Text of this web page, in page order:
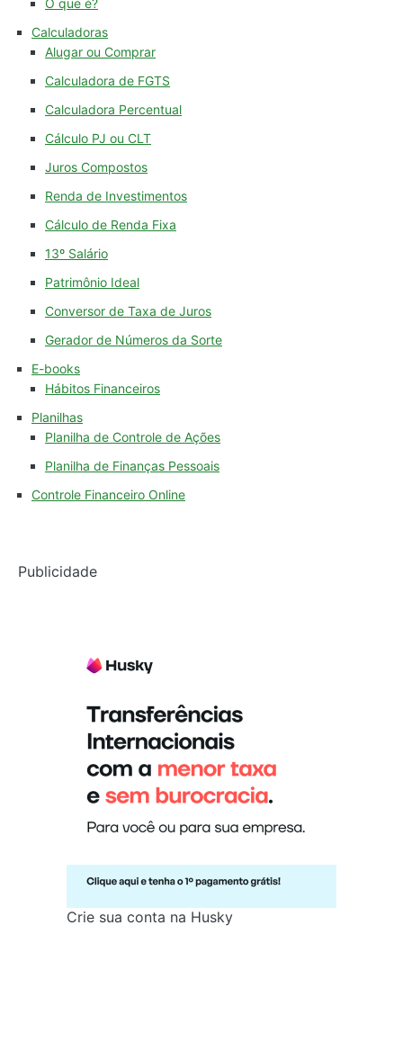
O que é?
Calculadoras
Alugar ou Comprar
Calculadora de FGTS
Calculadora Percentual
Cálculo PJ ou CLT
Juros Compostos
Renda de Investimentos
Cálculo de Renda Fixa
13º Salário
Patrimônio Ideal
Conversor de Taxa de Juros
Gerador de Números da Sorte
E-books
Hábitos Financeiros
Planilhas
Planilha de Controle de Ações
Planilha de Finanças Pessoais
Controle Financeiro Online
Publicidade
Crie sua conta na Husky